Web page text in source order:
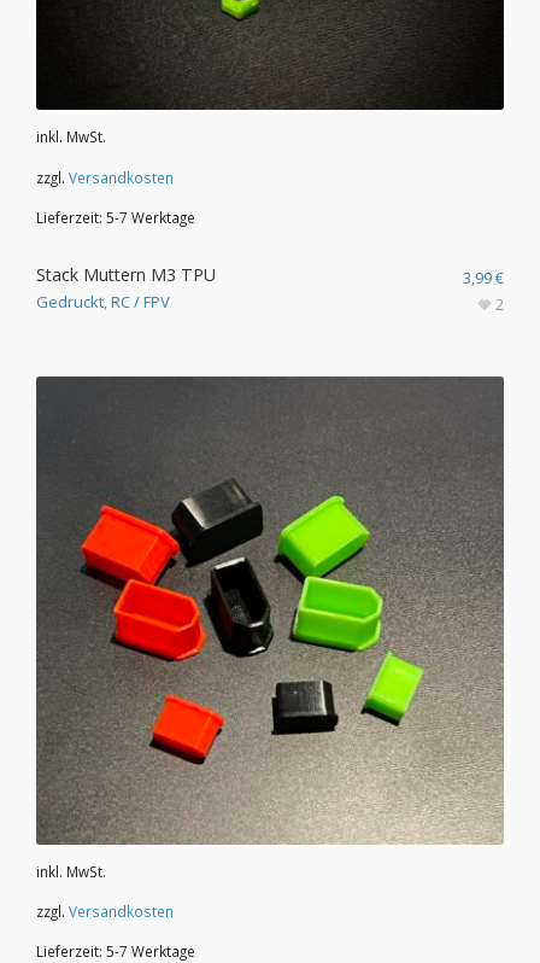
inkl. MwSt.
zzgl. Versandkosten
Lieferzeit: 5-7 Werktage
Stack Muttern M3 TPU
Gedruckt,RC / FPV
3,99€
2
inkl. MwSt.
zzgl. Versandkosten
Lieferzeit: 5-7 Werktage